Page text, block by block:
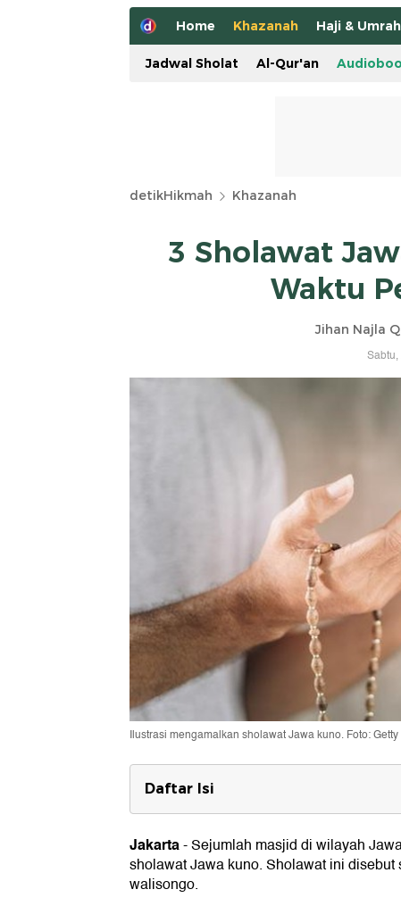
Home Khazanah Haji & Umrah
Jadwal Sholat Al-Qur'an
detikHikmah Khazanah
3 Sholawat
Waktu
Jihan Najla
Ilustrasi mengamalkan sholawat Jawa kuno. Foto:
Daftar Isi
Lirik Sholawat Jawa Kuno
1. Sholawat Jawa Kuno Puji-pujian
2. Sholawat Jawa Kuno Syi'ir Tanpa
3. Sholawat Jawa Kuno Pitakonan
Jakarta-Sejumlah masjid di wilayah
sholawat Jawa kuno. Sholawat ini disebut
walisongo.